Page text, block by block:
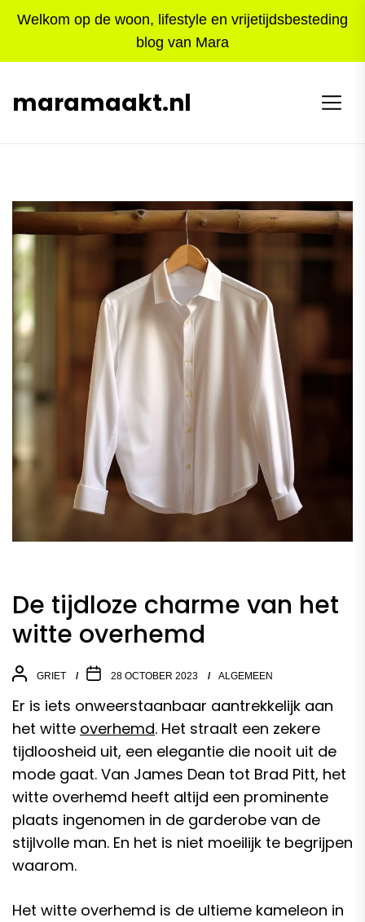
Welkom op de woon, lifestyle en vrijetijdsbesteding
blog van Mara
maramaakt.nl
De tijdloze charme van het
witte overhemd
GRIET 28 OCTOBER 2023 ALGEMEEN
Er is iets onweerstaanbaar aantrekkelijk aan
het witte overhemd. Het straalt een zekere
tijdloosheid uit, een elegantie die nooit uit de
mode gaat. Van James Dean tot Brad Pitt, het
witte overhemd heeft altijd een prominente
plaats ingenomen in de garderobe van de
stijlvolle man. En het is niet moeilijk te begrijpen
waarom.
Het witte overhemd is de ultieme kameleon in